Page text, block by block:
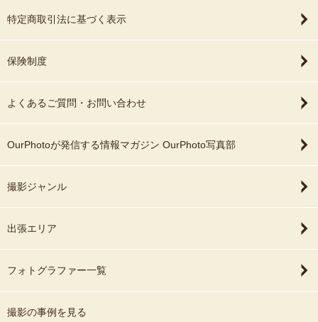
特定商取引法に基づく表示
保険制度
よくあるご質問・お問い合わせ
OurPhotoが発信する情報マガジン OurPhoto写真部
撮影ジャンル
出張エリア
フォトグラファー一覧
撮影の事例を見る